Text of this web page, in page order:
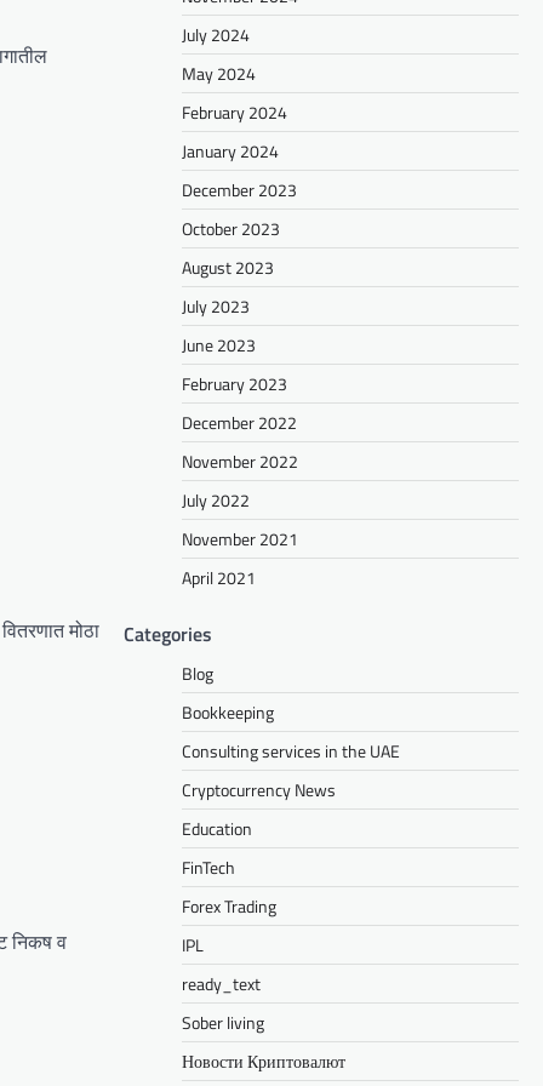
मोठा
निकष व
July 2024
May 2024
February 2024
January 2024
December 2023
October 2023
August 2023
July 2023
June 2023
February 2023
December 2022
November 2022
July 2022
November 2021
April 2021
Categories
Blog
Bookkeeping
Consulting services in the UAE
Cryptocurrency News
Education
FinTech
Forex Trading
IPL
ready_text
Sober living
Новости Криптовалют